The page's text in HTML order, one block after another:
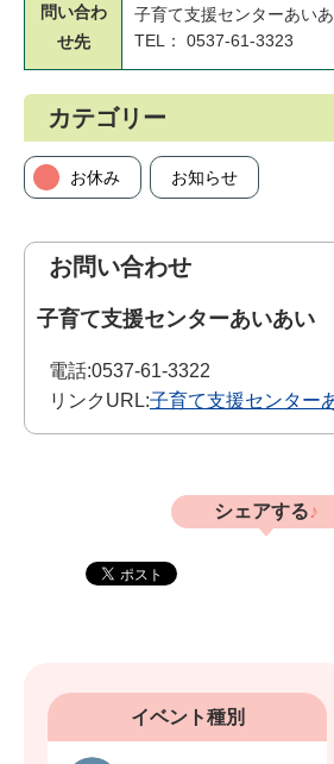
問い合わ
せ先
子育て支援センターあい
TEL： 0537-61-3323
カテゴリー
お休み お知らせ
お問い合わせ
子育て支援センターあいあい
電話:0537-61-3322
リンクURL:子育て支援センター
シェアする
イベント種別